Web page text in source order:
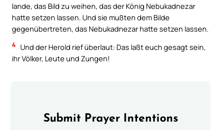
lande, das Bild zu weihen, das der König Nebukadnezar
hatte setzen lassen. Und sie mußten dem Bilde
gegenübertreten, das Nebukadnezar hatte setzen lassen.
4 Und der Herold rief überlaut: Das laßt euch gesagt sein,
ihr Völker, Leute und Zungen!
Submit Prayer Intentions